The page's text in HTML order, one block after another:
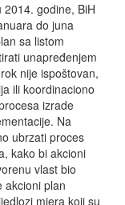
godine, BiH
do juna
sa listom
unapređenjem
nije ispoštovan,
ili koordinaciono
izrade
Na
ubrzati proces
kako bi akcioni
vlast bio
akcioni plan
mjera koji su